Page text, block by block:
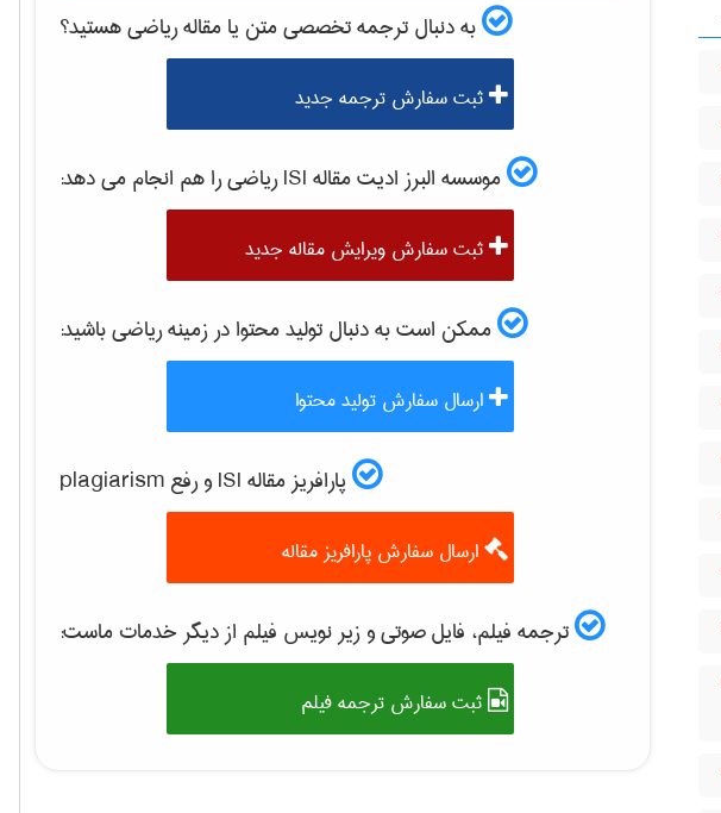
به دنبال ترجمه تخصصی متن یا مقالهرياضیهستید؟
ثبت سفارش ترجمه جدید
موسسه البرز ادیت مقاله ISI رياضیرا هم انجام می دهد:
ثبت سفارش ویرایش مقاله جدید
ممکن است به دنبال تولید محتوا در زمینهرياضیباشید:
ارسال سفارش تولید محتوا
پارافریز مقاله ISI و رفع plagiarism
ارسال سفارش پارافریز مقاله
ترجمه فیلم، فایل صوتی و زیر نویس فیلم از دیگر خدمات ماست:
ثبت سفارش ترجمه فیلم